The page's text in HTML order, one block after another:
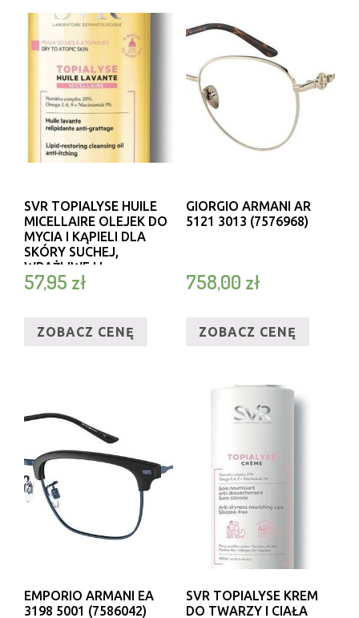
SVR TOPIALYSE HUILE
MICELLAIRE OLEJEK DO
MYCIA I KĄPIELI DLA
SKÓRY SUCHEJ,
WRAŻLIWEJ I
ATOPOWEJ 1000ML
57,95 zł
ZOBACZ CENĘ
GIORGIO ARMANI AR
5121 3013 (7576968)
758,00 zł
ZOBACZ CENĘ
EMPORIO ARMANI EA
3198 5001 (7586042)
SVR TOPIALYSE KREM
DO TWARZY I CIAŁA